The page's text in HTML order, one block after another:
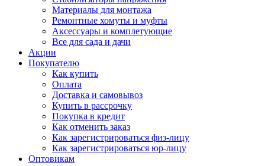
Материалы для монтажа
Ремонтные хомуты и муфты
Аксессуары и комплетующие
Все для сада и дачи
Акции
Покупателю
Как купить
Оплата
Доставка и самовывоз
Купить в рассрочку
Покупка в кредит
Как отменить заказ
Как зарегистрироваться физ-лицу
Как зарегистрироваться юр-лицу
Оптовикам